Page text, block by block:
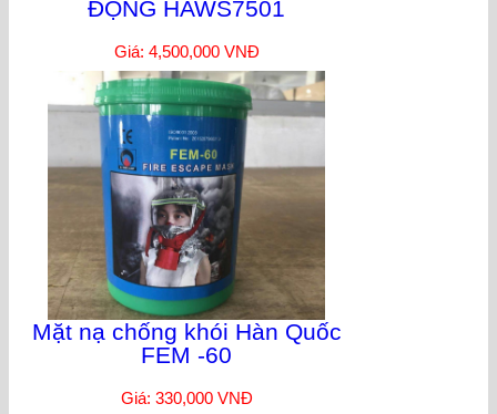
ĐỘNG HAWS7501
Giá: 4,500,000 VNĐ
Mặt nạ chống khói Hàn Quốc
FEM -60
Giá: 330,000 VNĐ